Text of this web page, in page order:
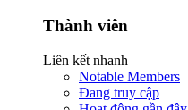
Thành viên
Liên kết nhanh
Notable Members
Đang truy cập